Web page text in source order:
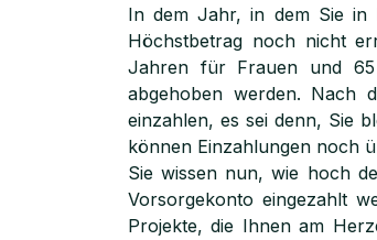
In dem Jahr, in dem Sie in
Höchstbetrag noch nicht
Jahren für Frauen und
abgehoben werden. Nach
einzahlen, es sei denn, Sie
können Einzahlungen noch
Sie wissen nun, wie hoch
Vorsorgekonto eingezahlt
Projekte, die Ihnen am